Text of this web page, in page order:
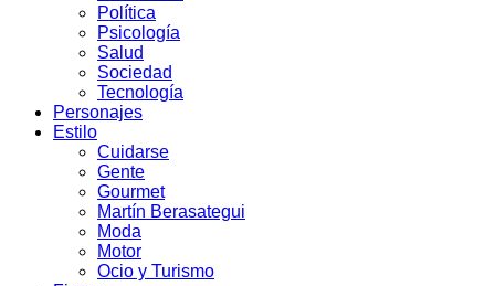
Política
Psicología
Salud
Sociedad
Tecnología
Personajes
Estilo
Cuidarse
Gente
Gourmet
Martín Berasategui
Moda
Motor
Ocio y Turismo